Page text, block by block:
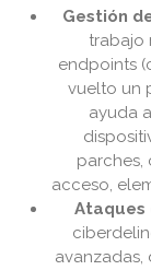
Gestión
trabajo
endpoints
vuelto un
ayuda
parches,
acceso,
Ataques
avanzadas,